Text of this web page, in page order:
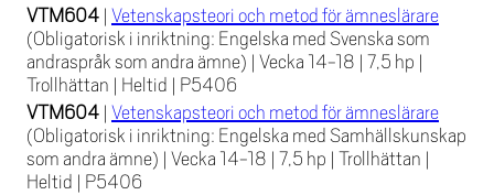
VTM604 | Vetenskapsteori och metod för ämneslärare
(Obligatorisk i inriktning: Engelska med Svenska som
andraspråk som andra ämne) | Vecka 14-18 | 7,5 hp |
Trollhättan | Heltid | P5406
VTM604 | Vetenskapsteori och metod för ämneslärare
(Obligatorisk i inriktning: Engelska med Samhällskunskap
som andra ämne) | Vecka 14-18 | 7,5 hp | Trollhättan |
Heltid | P5406